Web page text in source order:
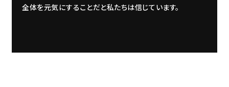
全体を元気にすることだと私たちは信じています。